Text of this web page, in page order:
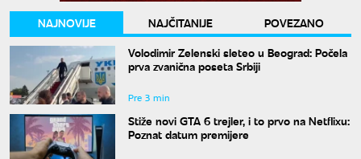
NAJNOVIJE NAJČITANIJE
POVEZANO
Volodimir Zelenski sleteo u Beograd: Počela
prva zvanična poseta Srbiji
Pre 3 min
Stiže novi GTA 6 trejler, i to prvo na Netflixu:
Poznat datum premijere